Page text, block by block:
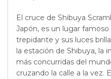
El cruce de Shibuya
Japón, es un lugar
trepidante y sus luces
la estación de Shibuya, la
más concurridas del
cruzando la calle a la vez.